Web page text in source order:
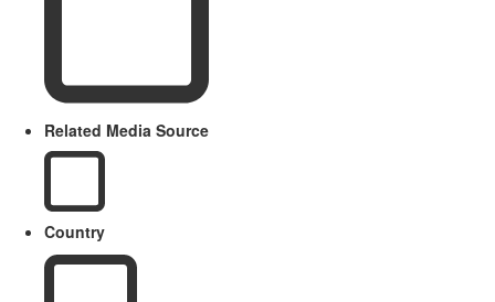
Related Media Source
Country